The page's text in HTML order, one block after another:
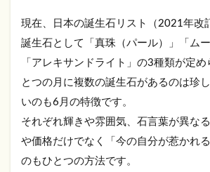
る
1.1
6月の
石一
覧と
特徴
2
（パ
現在、日本の誕生石リスト（2021年改
誕生石として「真珠（パール）」「ムー
「アレキサンドライト」の3種類が定
とつの月に複数の誕生石があるのは珍
いのも6月の特徴です。
それぞれ輝きや雰囲気、石言葉が異な
や価格だけでなく「今の自分が惹かれ
のもひとつの方法です。